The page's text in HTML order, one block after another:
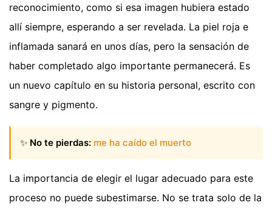
reconocimiento, como si esa imagen hubiera estado
allí siempre, esperando a ser revelada. La piel roja e
inflamada sanará en unos días, pero la sensación de
haber completado algo importante permanecerá. Es
un nuevo capítulo en su historia personal, escrito con
sangre y pigmento.
✨ No te pierdas: me ha caído el muerto
La importancia de elegir el lugar adecuado para este
proceso no puede subestimarse. No se trata solo de la